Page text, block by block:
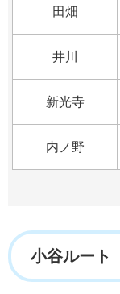
田畑
井川
新光寺
内ノ野
小谷ルート